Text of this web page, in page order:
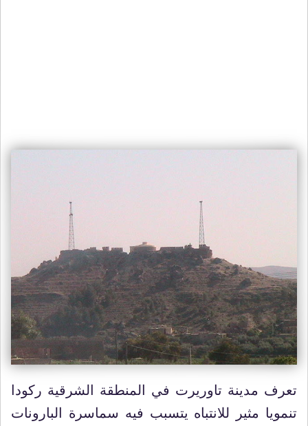
تعرف مدينة تاوريرت في المنطقة الشرقية ركودا
تنمويا مثير للانتباه يتسبب فيه سماسرة البارونات